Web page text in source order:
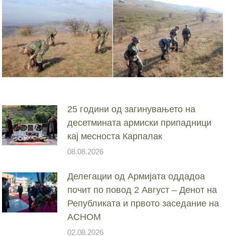
25 години од загинувањето на
десетмината армиски припадници
кај месноста Карпалак
08.08.2026
Делегации од Армијата оддадоа
почит по повод 2 Август – Денот на
Републиката и првото заседание на
АСНОМ
02.08.2026